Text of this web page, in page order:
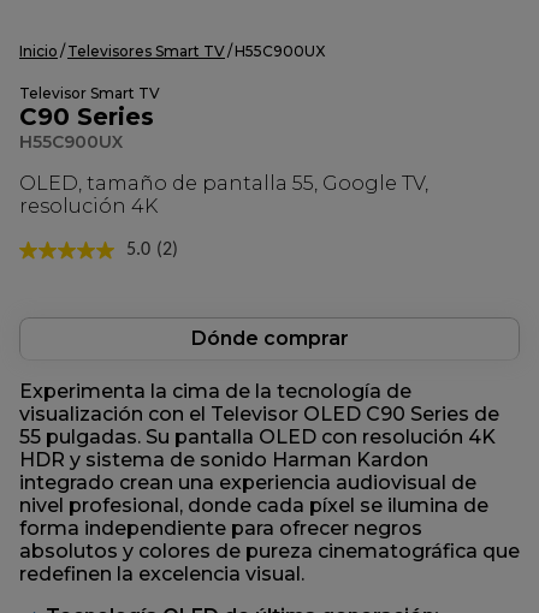
Inicio Televisores Smart TV H55C900UX
Televisor Smart TV
C90 Series
H55C900UX
OLED, tamaño de pantalla 55, Google TV,
resolución 4K
5.0 Lea
Enlace
página.
(2)
Dónde comprar
Experimenta la cima de la tecnología de
visualización con el Televisor OLED C90 Series de
55 pulgadas. Su pantalla OLED con resolución 4K
HDR y sistema de sonido Harman Kardon
integrado crean una experiencia audiovisual de
nivel profesional, donde cada píxel se ilumina de
forma independiente para ofrecer negros
absolutos y colores de pureza cinematográfica que
redefinen la excelencia visual.